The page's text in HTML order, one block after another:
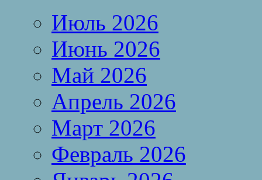
Июль 2026
Июнь 2026
Май 2026
Апрель 2026
Март 2026
Февраль 2026